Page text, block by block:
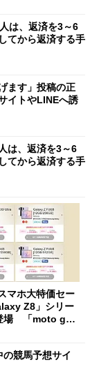
は、返済を3～6
てから返済する手
ます」投稿の正
イトやLINEへ誘
は、返済を3～6
てから返済する手
マホ大特価セー
Z8」シリー
場 「moto g37
の競馬予想サイ